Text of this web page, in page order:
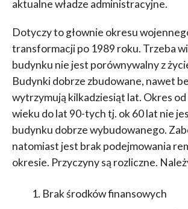
aktualne władze administracyjne.
Dotyczy to głownie okresu
transformacji po 1989 roku. Trzeba
budynku nie jest porównywalny z
Budynki dobrze zbudowane, nawet
wytrzymują kilkadziesiąt lat. Okres
wieku do lat 90-tych tj. ok 60 lat nie
budynku dobrze wybudowanego.
natomiast jest brak podejmowania
okresie. Przyczyny są rozliczne.
Brak środków finansowych